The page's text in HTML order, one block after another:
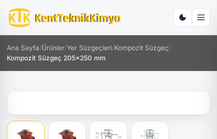
Ana Sayfa/Ürünler/Yer Süzgeçleri/Kompozit Süzgeç/
Kompozit Süzgeç 205x250 mm